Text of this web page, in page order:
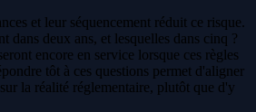
et leur séquencement réduit ce risque.
dans deux ans, et lesquelles dans cinq ?
encore en service lorsque ces règles
tôt à ces questions permet d'aligner
la réalité réglementaire, plutôt que d'y